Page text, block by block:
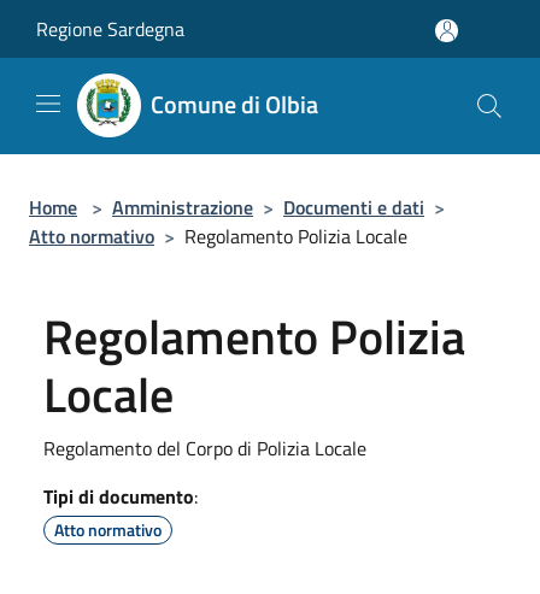
Regione Sardegna
Comune di Olbia
Home > Amministrazione > Documenti e dati >
Atto normativo > Regolamento Polizia Locale
Regolamento Polizia
Locale
Regolamento del Corpo di Polizia Locale
Tipi di documento:
Atto normativo